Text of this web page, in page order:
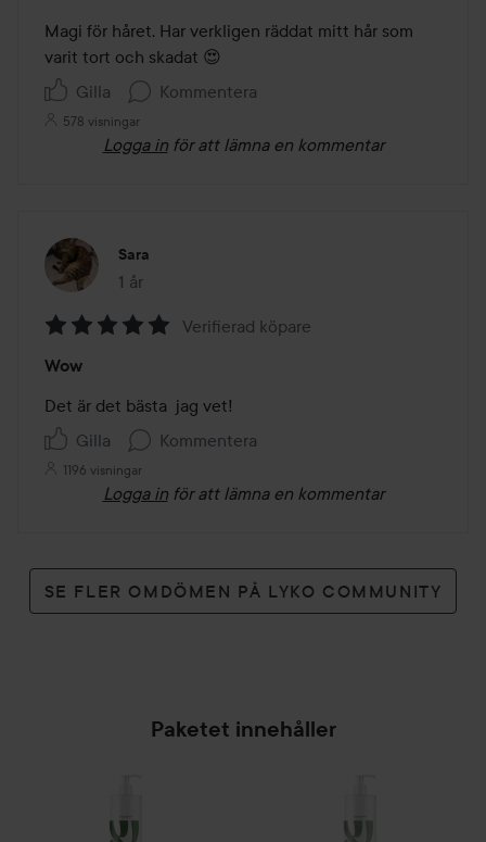
av
5
Magi för håret. Har verkligen räddat mitt hår som
varit tort och skadat 😍
Gilla
Kommentera
578 visningar
Logga in för att lämna en kommentar
Sara
1 år
Inlägget skapades 1 år
5
av
5
Verifierad köpare
Wow
Det är det bästa  jag vet!
Gilla
Kommentera
1196 visningar
Logga in för att lämna en kommentar
SE FLER OMDÖMEN PÅ LYKO COMMUNITY
Paketet innehåller